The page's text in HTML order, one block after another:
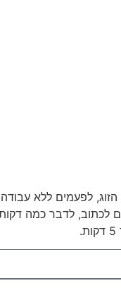
לפעמים ללא
לכתוב, לדבר כמה